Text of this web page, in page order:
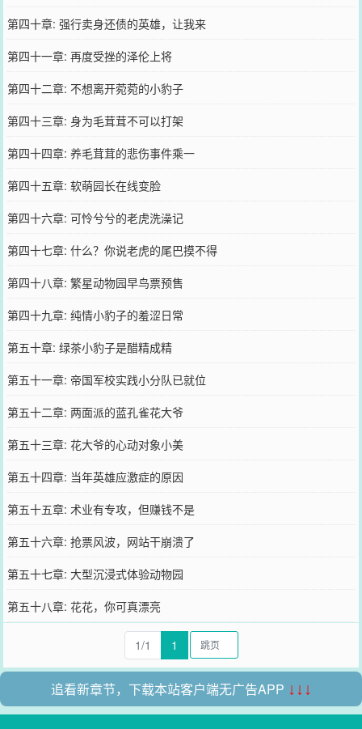
第四十章: 强行卖身还债的英雄，让我来
第四十一章: 再度受挫的泽伦上将
第四十二章: 不想离开菀菀的小豹子
第四十三章: 身为毛茸茸不可以打架
第四十四章: 养毛茸茸的悲伤事件乘一
第四十五章: 软萌园长在线变脸
第四十六章: 可怜兮兮的老虎洗澡记
第四十七章: 什么？你说老虎的尾巴摸不得
第四十八章: 繁星动物园早鸟票预售
第四十九章: 纯情小豹子的羞涩日常
第五十章: 绿茶小豹子是醋精成精
第五十一章: 帝国军校实践小分队已就位
第五十二章: 两面派的蓝孔雀花大爷
第五十三章: 花大爷的心动对象小美
第五十四章: 当年英雄应激症的原因
第五十五章: 术业有专攻，但赚钱不是
第五十六章: 抢票风波，网站干崩溃了
第五十七章: 大型沉浸式体验动物园
第五十八章: 花花，你可真漂亮
1/1 1
追看新章节，下载本站客户端无广告APP ↓↓↓